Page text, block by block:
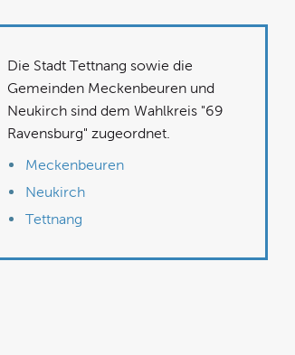
Die Stadt Tettnang sowie die
Gemeinden Meckenbeuren und
Neukirch sind dem Wahlkreis "69
Ravensburg" zugeordnet.
Meckenbeuren
Neukirch
Tettnang